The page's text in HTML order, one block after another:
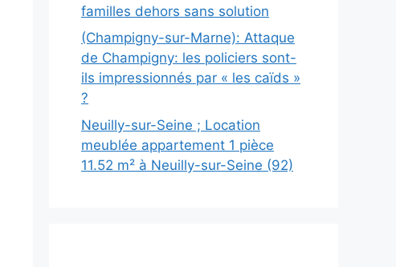
familles dehors sans solution
(Champigny-sur-Marne): Attaque
de Champigny: les policiers sont-
ils impressionnés par « les caïds »
?
Neuilly-sur-Seine ; Location
meublée appartement 1 pièce
11.52 m² à Neuilly-sur-Seine (92)